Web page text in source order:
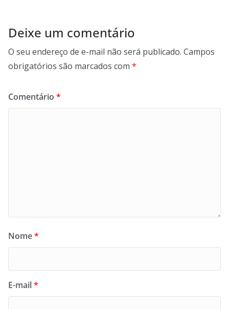
Deixe um comentário
O seu endereço de e-mail não será publicado. Campos
obrigatórios são marcados com *
Comentário *
Nome*
E-mail*